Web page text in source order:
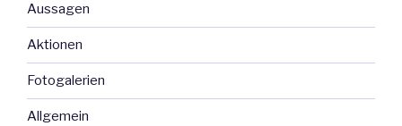
Aussagen
Aktionen
Fotogalerien
Allgemein